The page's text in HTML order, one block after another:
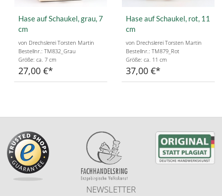
Hase auf Schaukel, grau, 7
cm
von Drechslerei Torsten Martin
Bestellnr.: TM832_Grau
Größe: ca. 7 cm
27,00 €
Hase auf Schaukel, rot, 11
cm
von Drechslerei Torsten Martin
Bestellnr.: TM879_Rot
Größe: ca. 11 cm
37,00 €
NEWSLETTER